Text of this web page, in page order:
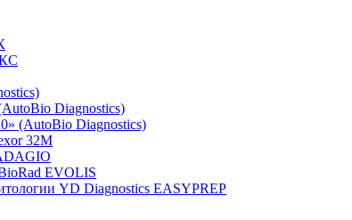
Diagnostics)
(AutoBio Diagnostics)
32M
EVOLIS
YD Diagnostics EASYPREP